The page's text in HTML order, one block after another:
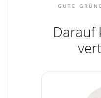
GUTE
Darauf